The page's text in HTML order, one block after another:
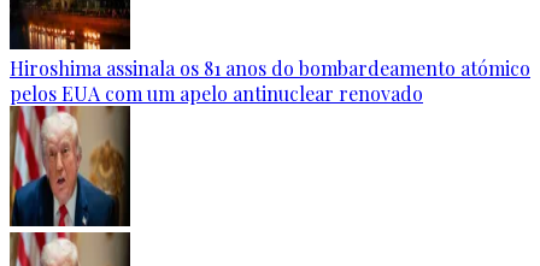
Hiroshima assinala os 81 anos do bombardeamento atómico
pelos EUA com um apelo antinuclear renovado